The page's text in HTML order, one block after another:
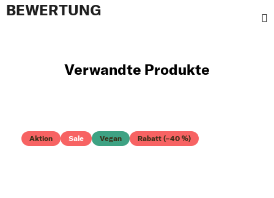
BEWERTUNG
Verwandte Produkte
Aktion Sale Vegan Rabatt (–40 %)